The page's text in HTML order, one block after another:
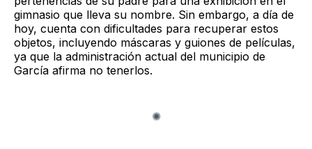
gimnasio que lleva su nombre. Sin embargo, a día de
hoy, cuenta con dificultades para recuperar estos
objetos, incluyendo máscaras y guiones de películas,
ya que la administración actual del municipio de
García afirma no tenerlos.